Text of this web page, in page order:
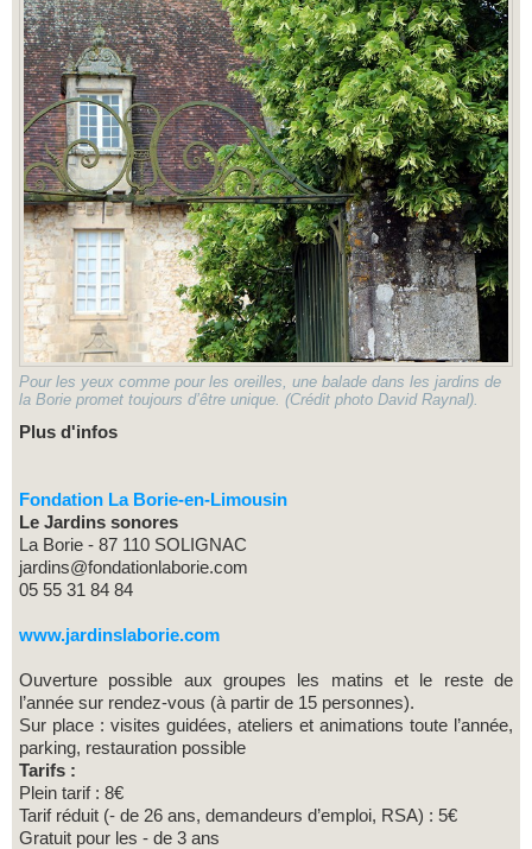
Pour les yeux comme pour les oreilles, une balade dans les jardins de
la Borie promet toujours d’être unique. (Crédit photo David Raynal).
Plus d'infos
Fondation La Borie-en-Limousin
Le Jardins sonores
La Borie - 87 110 SOLIGNAC
jardins@fondationlaborie.com
05 55 31 84 84
www.jardinslaborie.com
Ouverture possible aux groupes les matins et le reste de
l’année sur rendez-vous (à partir de 15 personnes).
Sur place : visites guidées, ateliers et animations toute l’année,
parking, restauration possible
Tarifs :
Plein tarif : 8€
Tarif réduit (- de 26 ans, demandeurs d’emploi, RSA) : 5€
Gratuit pour les - de 3 ans